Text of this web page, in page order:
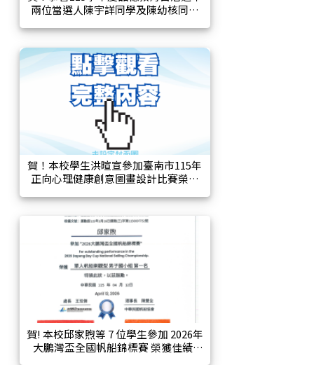
兩位當選人陳宇詳同學及陳幼核同學
賀！本校學生洪暄宣參加臺南市115年
正向心理健康創意圖畫設計比賽榮獲
賀! 本校邱家煦等 7 位學生參加 2026年
大鵬灣盃全國帆船錦標賽 榮獲佳績!